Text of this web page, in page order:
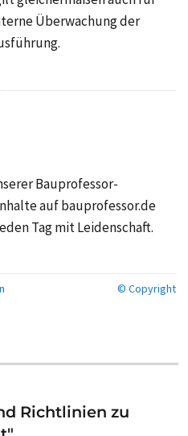
Überwachung der
Bauprofessor-
auf bauprofessor.de
Tag mit Leidenschaft.
© Copyright
Richtlinien zu